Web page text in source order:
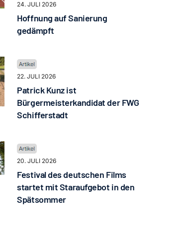
24. JULI 2026
Hoffnung auf Sanierung
gedämpft
22. JULI 2026
Patrick Kunz ist
Bürgermeisterkandidat der FWG
Schifferstadt
20. JULI 2026
Festival des deutschen Films
startet mit Staraufgebot in den
Spätsommer